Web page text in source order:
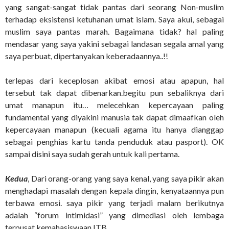
yang sangat-sangat tidak pantas dari seorang Non-muslim
terhadap eksistensi ketuhanan umat islam. Saya akui, sebagai
muslim saya pantas marah. Bagaimana tidak? hal paling
mendasar yang saya yakini sebagai landasan segala amal yang
saya perbuat, dipertanyakan keberadaannya..!!
terlepas dari keceplosan akibat emosi atau apapun, hal
tersebut tak dapat dibenarkan.begitu pun sebaliknya dari
umat manapun itu… melecehkan kepercayaan paling
fundamental yang diyakini manusia tak dapat dimaafkan oleh
kepercayaan manapun (kecuali agama itu hanya dianggap
sebagai penghias kartu tanda penduduk atau pasport). OK
sampai disini saya sudah gerah untuk kali pertama.
Kedua, Dari orang-orang yang saya kenal, yang saya pikir akan
menghadapi masalah dengan kepala dingin, kenyataannya pun
terbawa emosi. saya pikir yang terjadi malam berikutnya
adalah “forum intimidasi” yang dimediasi oleh lembaga